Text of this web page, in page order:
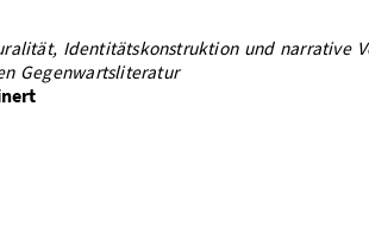
Identitätskonstruktion und narrative
Gegenwartsliteratur